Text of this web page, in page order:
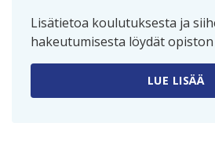
Lisätietoa koulutuksesta ja
hakeutumisesta löydät
LUE LISÄÄ